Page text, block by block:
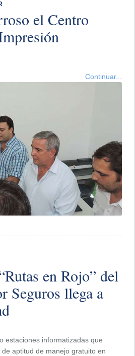
el Centro
Continuar...
en Rojo” del
Seguros llega a
estaciones informatizadas que
aptitud de manejo gratuito en